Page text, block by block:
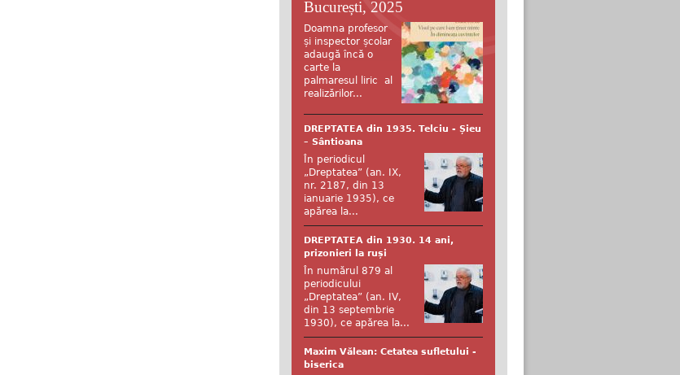
București, 2025
Doamna profesor
și inspector școlar
adaugă încă o
carte la
palmaresul liric al
realizărilor...
DREPTATEA din 1935. Telciu - Șieu
– Sântioana
În periodicul
„Dreptatea” (an. IX,
nr. 2187, din 13
ianuarie 1935), ce
apărea la...
DREPTATEA din 1930. 14 ani,
prizonieri la ruși
În numărul 879 al
periodicului
„Dreptatea” (an. IV,
din 13 septembrie
1930), ce apărea la...
Maxim Vălean: Cetatea sufletului -
biserica